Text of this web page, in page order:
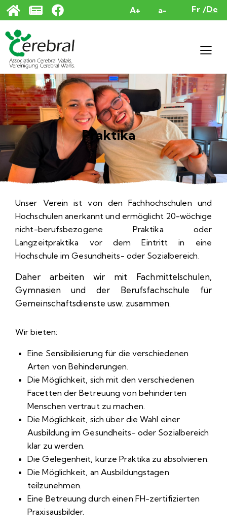
A+ a- Fr De
Praktika
Unser Verein ist von den Fachhochschulen und
Hochschulen anerkannt und ermöglicht 20-wöchige
nicht-berufsbezogene Praktika oder
Langzeitpraktika vor dem Eintritt in eine
Hochschule im Gesundheits- oder Sozialbereich.
Daher arbeiten wir mit Fachmittelschulen,
Gymnasien und der Berufsfachschule für
Gemeinschaftsdienste usw. zusammen.
Wir bieten:
Eine Sensibilisierung für die verschiedenen
Arten von Behinderungen.
Die Möglichkeit, sich mit den verschiedenen
Facetten der Betreuung von behinderten
Menschen vertraut zu machen.
Die Möglichkeit, sich über die Wahl einer
Ausbildung im Gesundheits- oder Sozialbereich
klar zu werden.
Die Gelegenheit, kurze Praktika zu absolvieren.
Die Möglichkeit, an Ausbildungstagen
teilzunehmen.
Eine Betreuung durch einen FH-zertifizierten
Praxisausbilder.
Cookie-Einstellungen